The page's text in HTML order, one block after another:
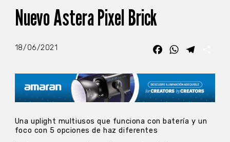
Nuevo Astera Pixel Brick
18/06/2021 FacebookWhatsApp
Una uplight multiusos que funciona con batería y un
foco con 5 opciones de haz diferentes